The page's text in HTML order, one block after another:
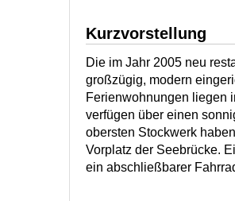
Kurzvorstellung
Die im Jahr 2005 neu
großzügig, modern
Ferienwohnungen liegen
verfügen über einen
obersten Stockwerk
Vorplatz der Seebrücke.
ein abschließbarer